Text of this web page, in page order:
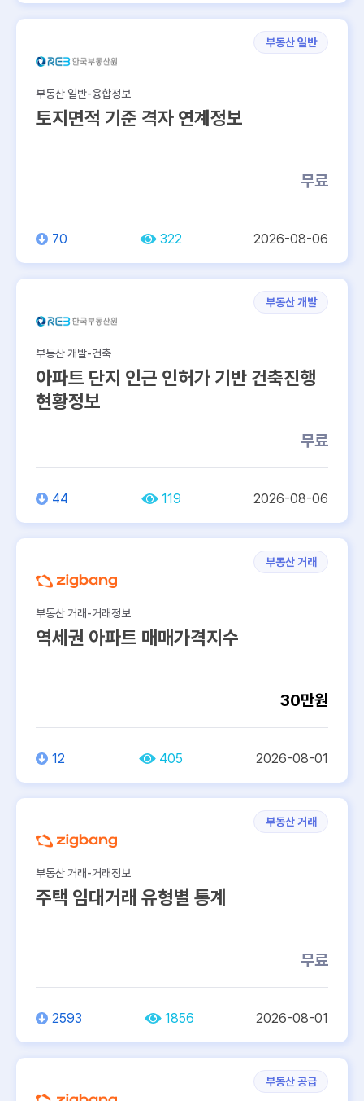
부동산 일반
부동산 일반-융합정보
토지면적 기준 격자 연계정보
무료
70 322 2026-08-06
부동산 개발
부동산 개발-건축
아파트 단지 인근 인허가 기반 건축진행
현황정보
무료
44 119 2026-08-06
부동산 거래
부동산 거래-거래정보
역세권 아파트 매매가격지수
30만원
12 405 2026-08-01
부동산 거래
부동산 거래-거래정보
주택 임대거래 유형별 통계
무료
2593 1856 2026-08-01
부동산 공급